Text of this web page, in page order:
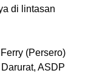
di lintasan
(Persero)
ASDP